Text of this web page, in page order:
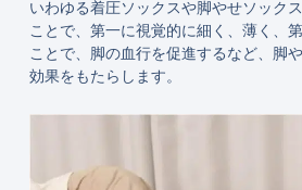
いわゆる着圧ソックスや脚やせソック
ことで、第一に視覚的に細く、薄く、
ことで、脚の血行を促進するなど、脚
効果をもたらします。